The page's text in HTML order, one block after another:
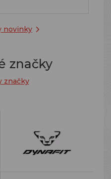
novinky
značky
značky